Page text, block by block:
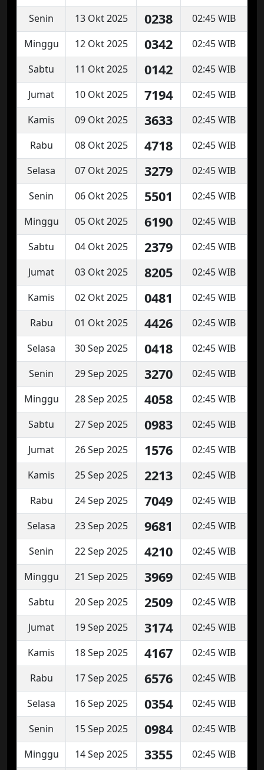
Senin 13 Okt 2025 0238
02:45 WIB
Minggu
12 Okt 2025 0342
02:45 WIB
Sabtu
11 Okt 2025 0142
02:45 WIB
Jumat
10 Okt 2025 7194
02:45 WIB
Kamis
09 Okt 2025 3633
02:45 WIB
Rabu
08 Okt 2025 4718
02:45 WIB
Selasa
07 Okt 2025 3279
02:45 WIB
Senin
06 Okt 2025 5501
02:45 WIB
Minggu
05 Okt 2025 6190
02:45 WIB
Sabtu
04 Okt 2025 2379
02:45 WIB
Jumat
03 Okt 2025 8205
02:45 WIB
Kamis
02 Okt 2025 0481
02:45 WIB
Rabu
01 Okt 2025 4426
02:45 WIB
Selasa
30 Sep 2025 0418
02:45 WIB
Senin
29 Sep 2025 3270
02:45 WIB
Minggu
28 Sep 2025 4058
02:45 WIB
Sabtu
27 Sep 2025 0983
02:45 WIB
Jumat
26 Sep 2025 1576
02:45 WIB
Kamis
25 Sep 2025 2213
02:45 WIB
Rabu
24 Sep 2025 7049
02:45 WIB
Selasa
23 Sep 2025 9681
02:45 WIB
Senin
22 Sep 2025 4210
02:45 WIB
Minggu
21 Sep 2025 3969
02:45 WIB
Sabtu
20 Sep 2025 2509
02:45 WIB
Jumat
19 Sep 2025 3174
02:45 WIB
Kamis
18 Sep 2025 4167
02:45 WIB
Rabu
17 Sep 2025 6576
02:45 WIB
Selasa
16 Sep 2025 0354
02:45 WIB
Senin
15 Sep 2025 0984
02:45 WIB
Minggu
14 Sep 2025 3355
02:45 WIB